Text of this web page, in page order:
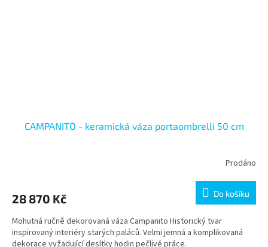
CAMPANITO - keramická váza portaombrelli 50 cm
Prodáno
28 870 Kč Do košíku
Mohutná ručně dekorovaná váza Campanito Historický tvar
inspirovaný interiéry starých paláců. Velmi jemná a komplikovaná
dekorace vyžadující desítky hodin pečlivé práce.